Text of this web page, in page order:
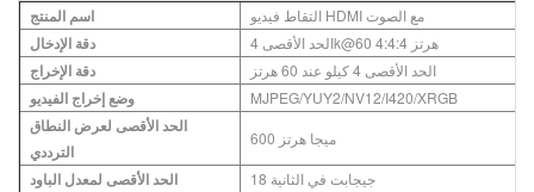
اسم المنتج التقاط فيديو HDMI مع الصوت
دقة الإدخال الحد الأقصى 4k@60 هرتز 4:4:4
دقة الإخراج الحد الأقصى 4 كيلو عند 60 هرتز
وضع إخراج الفيديو MJPEG/YUY2/NV12/I420/XRGB
الحد الأقصى لعرض النطاق
الترددي
600 ميجا هرتز
الحد الأقصى لمعدل الباود 18 جيجابت في الثانية